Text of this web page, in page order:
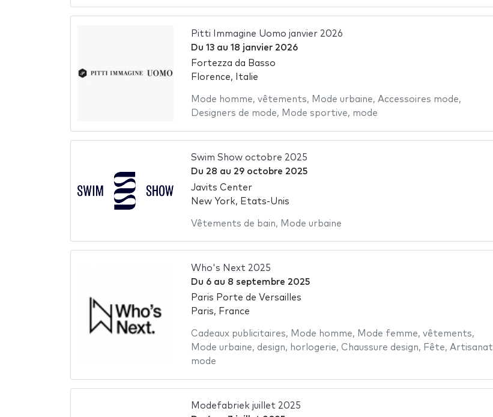
Pitti Immagine Uomo janvier 2026
Du 13au 18 janvier 2026
Fortezza da Basso
Florence, Italie
Mode homme, vêtements, Mode urbaine, Accessoires mode,
Designers de mode, Mode sportive, mode
Swim Show octobre 2025
Du 28 au 29 octobre 2025
Javits Center
New York, Etats-Unis
Vêtements de bain, Mode urbaine
Who's Next 2025
Du 6au 8 septembre 2025
Paris Porte de Versailles
Paris, France
Cadeaux publicitaires, Mode homme, Mode femme, vêtements,
Mode urbaine, design, horlogerie, Chaussure design, Fête, Artisanat
mode
Modefabriek juillet 2025